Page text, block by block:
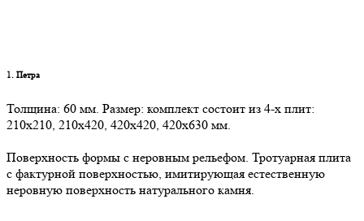
1. Петра
Толщина: 60 мм. Размер: комплект состоит из 4-х плит:
210х210, 210х420, 420х420, 420х630 мм.
Поверхность формы с неровным рельефом. Тротуарная плита
с фактурной поверхностью, имитирующая естественную
неровную поверхность натурального камня.